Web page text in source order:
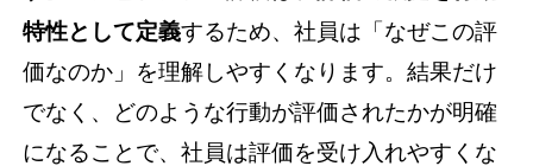
特性として定義するため、社員は「なぜこの評
価なのか」を理解しやすくなります。結果だけ
でなく、どのような行動が評価されたかが明確
になることで、社員は評価を受け入れやすくな